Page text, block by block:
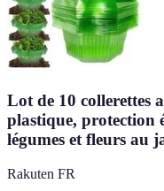
Lot de 10 collerettes
plastique, protection
légumes et fleurs au
Rakuten FR